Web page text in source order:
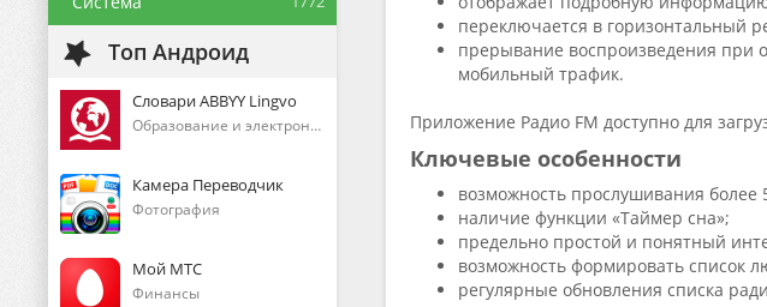
Топ Андроид
Словари ABBYY Lingvo
Образование и электронные книги
Камера Переводчик
Фотография
Мой МТС
Финансы
переключается в горизонтальный
прерывание воспроизведения при
мобильный трафик.
Приложение Радио FM доступно для
Ключевые особенности
возможность прослушивания более
наличие функции «Таймер сна»;
предельно простой и понятный
возможность формировать список
регулярные обновления списка